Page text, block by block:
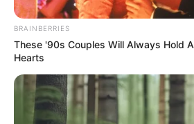
pasada para adelantarla salida del
sureño para incorporarse durante
PSG.
ALERTA BOGOTÁ EN
BRAINBERRIES
These '90s Couples Will Always Hold
Hearts